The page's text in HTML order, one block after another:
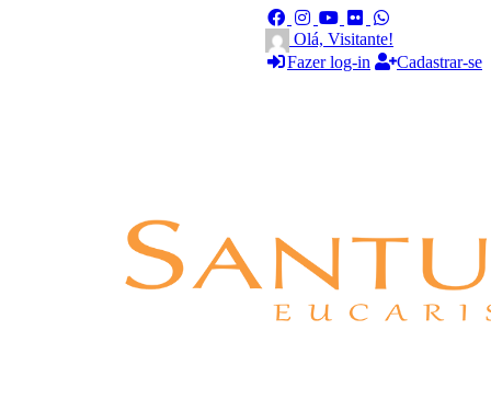
Olá, Visitante!
Fazer log-in
Cadastrar-se